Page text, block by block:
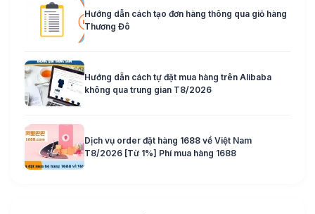
Hướng dẫn cách tạo đơn hàng thông qua giỏ hàng
Thương Đô
Hướng dẫn cách tự đặt mua hàng trên Alibaba
không qua trung gian T8/2026
Dịch vụ order đặt hàng 1688 về Việt Nam
T8/2026 [Từ 1%] Phí mua hàng 1688